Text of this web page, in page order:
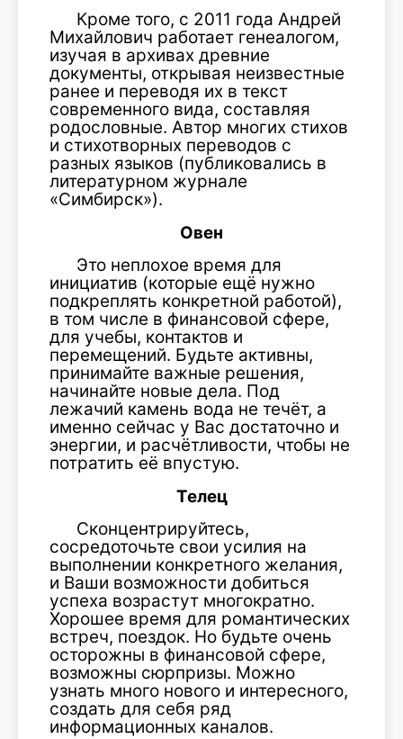
Кроме того, с 2011 года Андрей
Михайлович работает генеалогом,
изучая в архивах древние
документы, открывая неизвестные
ранее и переводя их в текст
современного вида, составляя
родословные. Автор многих стихов
и стихотворных переводов с
разных языков (публиковались в
литературном журнале
«Симбирск»).
Овен
Это неплохое время для
инициатив (которые ещё нужно
подкреплять конкретной работой),
в том числе в финансовой сфере,
для учебы, контактов и
перемещений. Будьте активны,
принимайте важные решения,
начинайте новые дела. Под
лежачий камень вода не течёт, а
именно сейчас у Вас достаточно и
энергии, и расчётливости, чтобы не
потратить её впустую.
Телец
Сконцентрируйтесь,
сосредоточьте свои усилия на
выполнении конкретного желания,
и Ваши возможности добиться
успеха возрастут многократно.
Хорошее время для романтических
встреч, поездок. Но будьте очень
осторожны в финансовой сфере,
возможны сюрпризы. Можно
узнать много нового и интересного,
создать для себя ряд
информационных каналов.